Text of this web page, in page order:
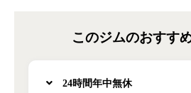
このジムのおすす
24時間年中無休